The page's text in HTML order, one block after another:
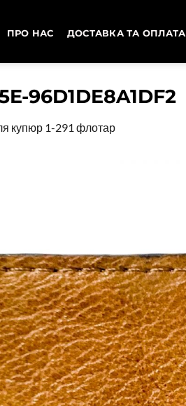
ПРО НАС ДОСТАВКА ТА ОПЛАТА
96D1DE8A1DF2
купюр 1-291 флотар